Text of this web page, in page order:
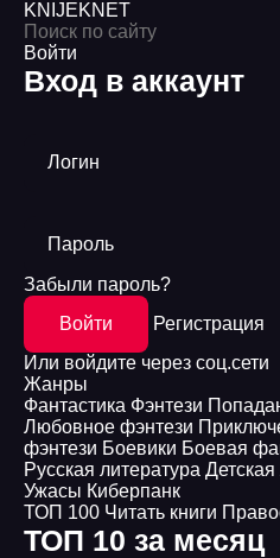
KNIJEKNET
Войти
Вход в аккаунт
Логин
Пароль
Забыли пароль?
Войти
Регистрация
Или войдите через соц.сети
Жанры
Фантастика Фэнтези
Любовное фэнтези
фэнтези Боевики Боевая
Русская литература Детская
Ужасы Киберпанк
ТОП 100 Читать книги
ТОП 10 за месяц